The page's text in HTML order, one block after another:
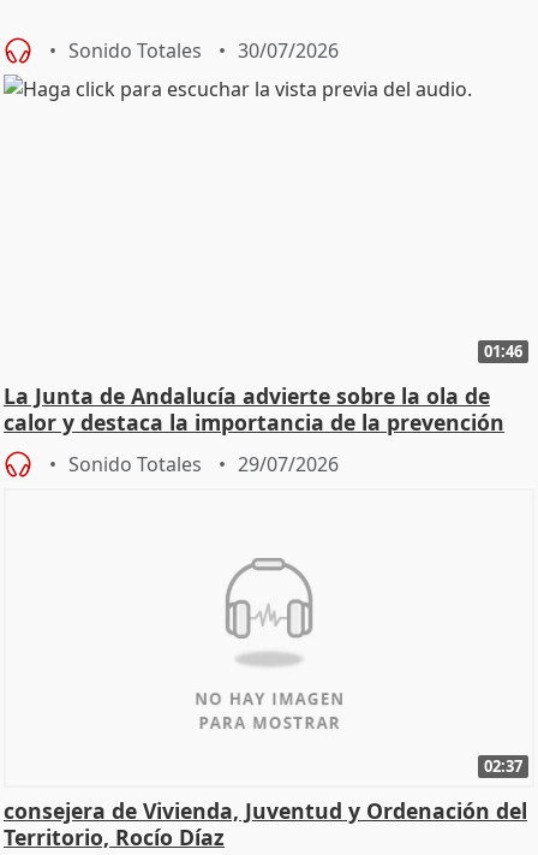
Sonido Totales 30/07/2026
01:46
La Junta de Andalucía advierte sobre la ola de
calor y destaca la importancia de la prevención
Sonido Totales 29/07/2026
02:37
consejera de Vivienda, Juventud y Ordenación del
Territorio, Rocío Díaz